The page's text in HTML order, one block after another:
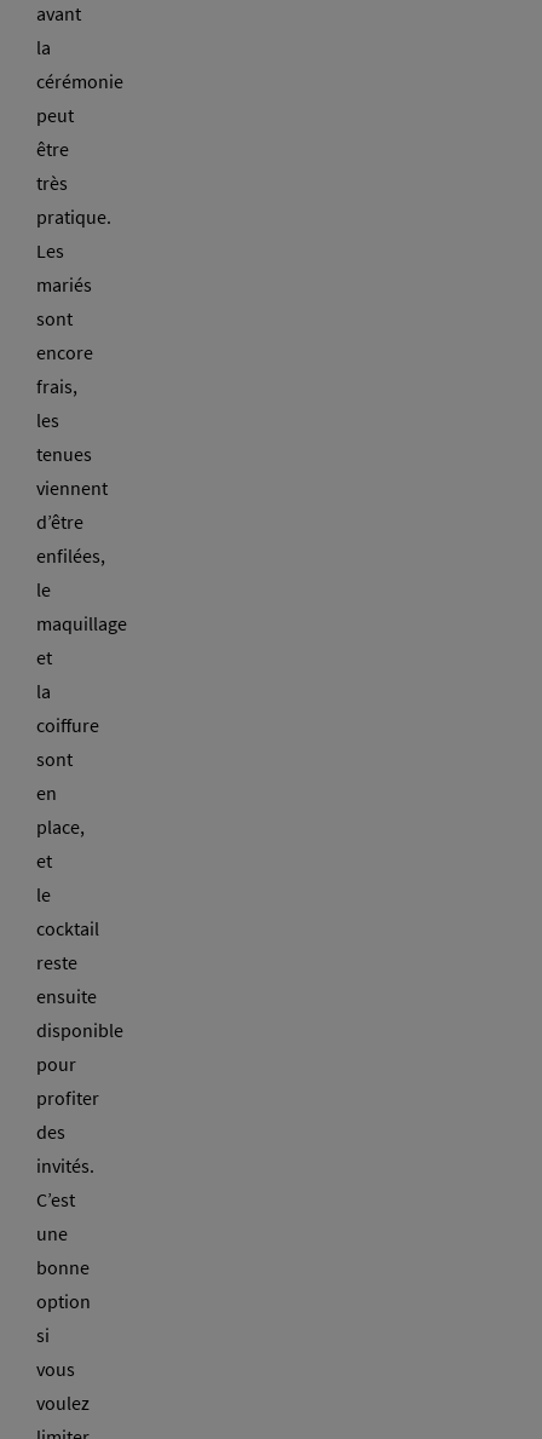
avant
la
cérémonie
peut
être
très
pratique.
Les
mariés
sont
encore
frais,
les
tenues
viennent
d’être
enfilées,
le
maquillage
et
la
coiffure
sont
en
place,
et
le
cocktail
reste
ensuite
disponible
pour
profiter
des
invités.
C’est
une
bonne
option
si
vous
voulez